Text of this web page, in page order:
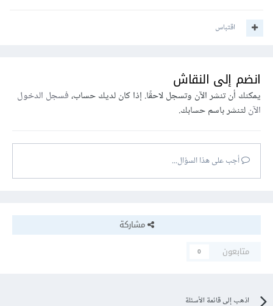
اقتباس
انضم إلى النقاش
يمكنك أن تنشر الآن وتسجل لاحقًا. إذا كان لديك حساب،فسجل الدخول
الآنلتنشر باسم حسابك.
أجب على هذا السؤال...
مشاركة
متابعون
0
اذهب إلى قائمة الأسئلة